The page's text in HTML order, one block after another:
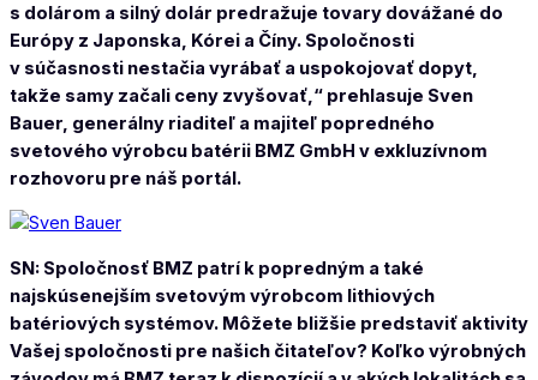
s dolárom a silný dolár predražuje tovary dovážané do
Európy z Japonska, Kórei a Číny. Spoločnosti
v súčasnosti nestačia vyrábať a uspokojovať dopyt,
takže samy začali ceny zvyšovať,“ prehlasuje Sven
Bauer, generálny riaditeľ a majiteľ popredného
svetového výrobcu batérii BMZ GmbH v exkluzívnom
rozhovoru pre náš portál.
SN: Spoločnosť BMZ patrí k popredným a také
najskúsenejším svetovým výrobcom lithiových
batériových systémov. Môžete bližšie predstaviť aktivity
Vašej spoločnosti pre našich čitateľov? Koľko výrobných